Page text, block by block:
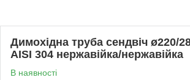
Димохідна труба сендвіч ø220/
AISI 304 нержавійка/нержавійка
В наявності